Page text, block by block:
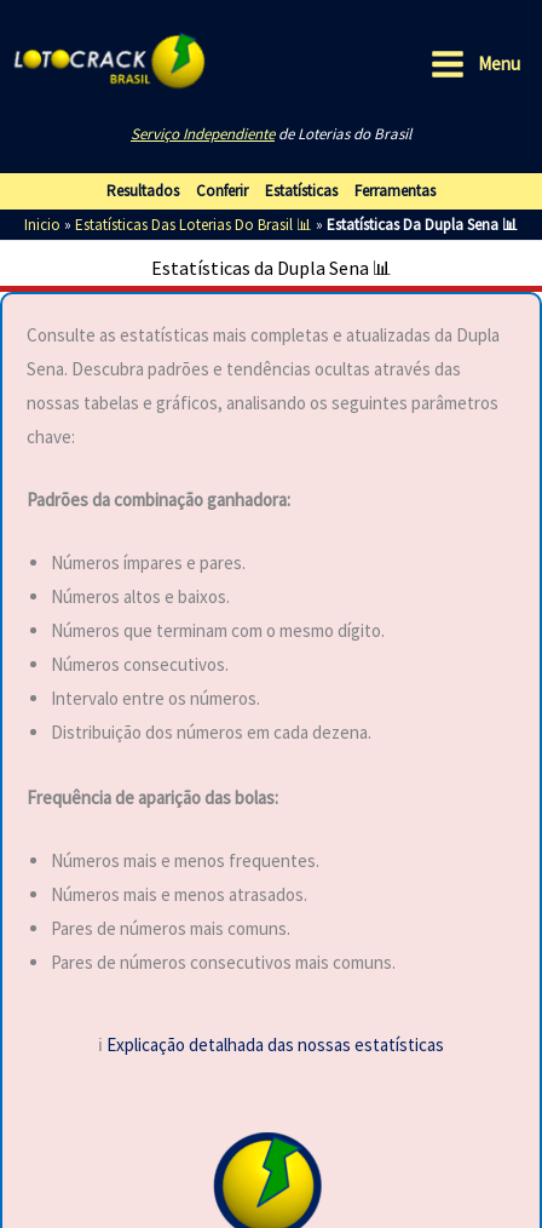
para
Main
Menu
Serviço Independientede Loterias do Brasil
Resultados Conferir Estatísticas
Ferramentas
Inicio » Estatísticas Das Loterias Do Brasil 📊 » Estatísticas Da Dupla Sena 📊
Estatísticas da Dupla Sena 📊
Consulte as estatísticas mais completas e atualizadas da Dupla
Sena. Descubra padrões e tendências ocultas através das
nossas tabelas e gráficos, analisando os seguintes parâmetros
chave:
Padrões da combinação ganhadora:
Números ímpares e pares.
Números altos e baixos.
Números que terminam com o mesmo dígito.
Números consecutivos.
Intervalo entre os números.
Distribuição dos números em cada dezena.
Frequência de aparição das bolas:
Números mais e menos frequentes.
Números mais e menos atrasados.
Pares de números mais comuns.
Pares de números consecutivos mais comuns.
ℹ️ Explicação detalhada das nossas estatísticas